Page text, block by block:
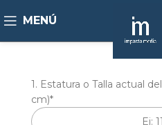
MENÚ
1. Estatura o Talla actual
cm)*